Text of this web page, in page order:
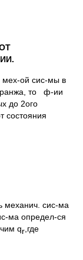
мех-ой сис-мы в
то ф-ии
до 2ого
состояния
сис-ма
ма определ-ся
qr ,где